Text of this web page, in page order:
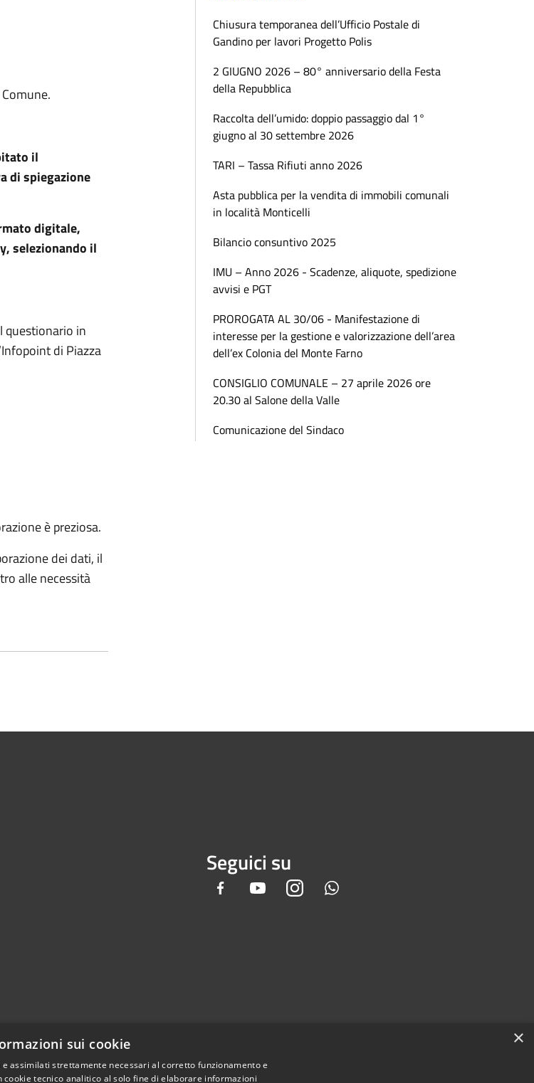
il
di spiegazione
digitale,
selezionando il
questionario in
di Piazza
è preziosa.
dei dati, il
alle necessità
Chiusura temporanea dell’Ufficio Postale di
Gandino per lavori Progetto Polis
2 GIUGNO 2026 – 80° anniversario della Festa
della Repubblica
Raccolta dell’umido: doppio passaggio dal 1°
giugno al 30 settembre 2026
TARI – Tassa Rifiuti anno 2026
Asta pubblica per la vendita di immobili comunali
in località Monticelli
Bilancio consuntivo 2025
IMU – Anno 2026 - Scadenze, aliquote, spedizione
avvisi e PGT
PROROGATA AL 30/06 - Manifestazione di
interesse per la gestione e valorizzazione dell’area
dell’ex Colonia del Monte Farno
CONSIGLIO COMUNALE – 27 aprile 2026 ore
20.30 al Salone della Valle
Comunicazione del Sindaco
Seguici su
Facebook YoutubeInstagram
×
sui cookie
assimilati strettamente necessari al corretto funzionamento e
cookie tecnico analitico al solo fine di elaborare informazioni